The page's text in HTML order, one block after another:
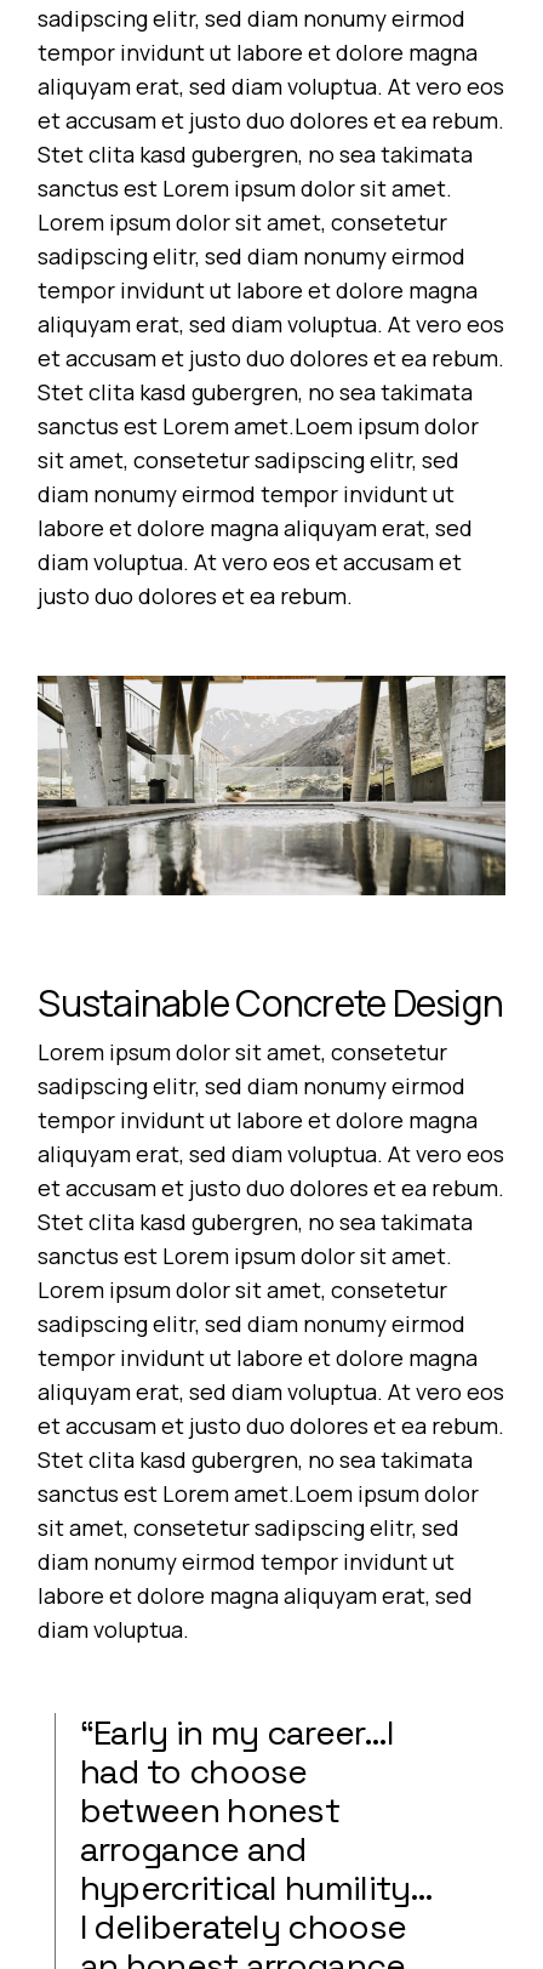
sadipscing elitr, sed diam nonumy eirmod
tempor invidunt ut labore et dolore magna
aliquyam erat, sed diam voluptua. At vero eos
et accusam et justo duo dolores et ea rebum.
Stet clita kasd gubergren, no sea takimata
sanctus est Lorem ipsum dolor sit amet.
Lorem ipsum dolor sit amet, consetetur
sadipscing elitr, sed diam nonumy eirmod
tempor invidunt ut labore et dolore magna
aliquyam erat, sed diam voluptua. At vero eos
et accusam et justo duo dolores et ea rebum.
Stet clita kasd gubergren, no sea takimata
sanctus est Lorem amet.Loem ipsum dolor
sit amet, consetetur sadipscing elitr, sed
diam nonumy eirmod tempor invidunt ut
labore et dolore magna aliquyam erat, sed
diam voluptua. At vero eos et accusam et
justo duo dolores et ea rebum.
Sustainable Concrete Design
Lorem ipsum dolor sit amet, consetetur
sadipscing elitr, sed diam nonumy eirmod
tempor invidunt ut labore et dolore magna
aliquyam erat, sed diam voluptua. At vero eos
et accusam et justo duo dolores et ea rebum.
Stet clita kasd gubergren, no sea takimata
sanctus est Lorem ipsum dolor sit amet.
Lorem ipsum dolor sit amet, consetetur
sadipscing elitr, sed diam nonumy eirmod
tempor invidunt ut labore et dolore magna
aliquyam erat, sed diam voluptua. At vero eos
et accusam et justo duo dolores et ea rebum.
Stet clita kasd gubergren, no sea takimata
sanctus est Lorem amet.Loem ipsum dolor
sit amet, consetetur sadipscing elitr, sed
diam nonumy eirmod tempor invidunt ut
labore et dolore magna aliquyam erat, sed
diam voluptua.
“Early in my career…I
had to choose
between honest
arrogance and
hypercritical humility…
I deliberately choose